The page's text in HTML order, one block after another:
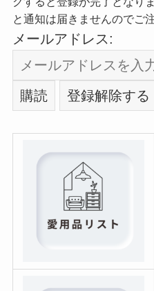
と通知は届きませんのでご
メールアドレス: